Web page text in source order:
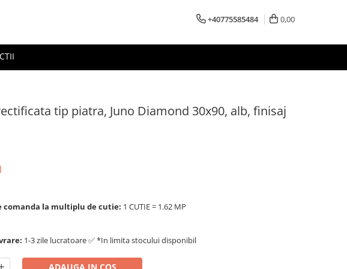
+40775585484 0,00
tip piatra, Juno Diamond 30x90, alb, finisaj
comanda la multiplu de cutie: 1 CUTIE = 1.62 MP
1-3 zile lucratoare ✅ *In limita stocului disponibil